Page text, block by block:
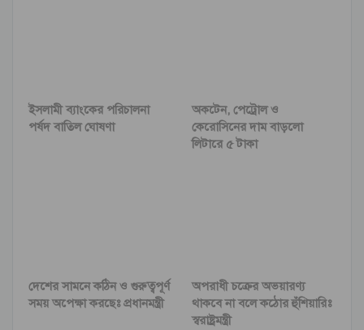
ইসলামী ব্যাংকের পরিচালনা
পর্ষদ বাতিল ঘোষণা
অকটেন, পেট্রোল ও
কেরোসিনের দাম বাড়লো
লিটারে ৫ টাকা
দেশের সামনে কঠিন ও গুরুত্বপূর্ণ
সময় অপেক্ষা করছেঃ প্রধানমন্ত্রী
অপরাধী চক্রের অভয়ারণ্য
থাকবে না বলে কঠোর হুঁশিয়ারিঃ
স্বরাষ্ট্রমন্ত্রী